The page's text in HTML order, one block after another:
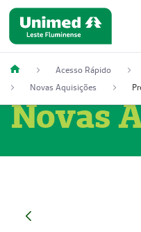
Acesso Rápido
Novas Aquisições
Novas